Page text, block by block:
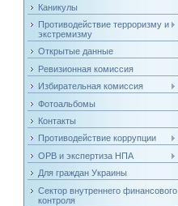
Каникулы
Противодействие терроризму и
экстремизму
Открытые данные
Ревизионная комиссия
Избирательная комиссия
Фотоальбомы
Контакты
Противодействие коррупции
ОРВ и экспертиза НПА
Для граждан Украины
Сектор внутреннего финансового
контроля